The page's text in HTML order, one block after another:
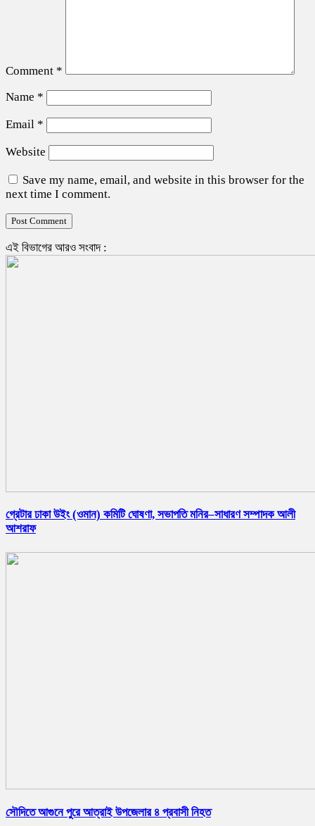
Comment *
Name *
Email *
Website
Save my name, email, and website in this browser for the
next time I comment.
এই বিভাগের আরও সংবাদ :
গ্রেটার ঢাকা উইং (ওমান) কমিটি ঘোষণা, সভাপতি মনির–সাধারণ সম্পাদক আলী
আশরাফ
সৌদিতে আগুনে পুরে আত্রাই উপজেলার ৪ প্রবাসী নিহত